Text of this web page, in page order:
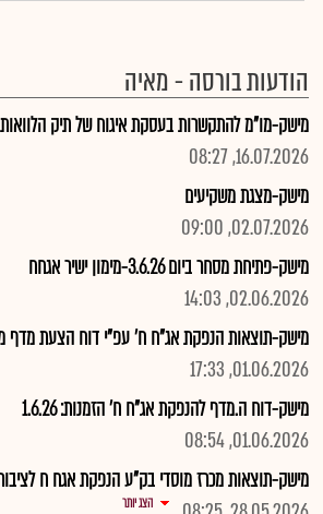
הודעות בורסה - מאיה
מישק-מו"מ להתקשרות בעסקת איגוח של תיק
16.07.2026, 08:27
מישק-מצגת משקיעים
02.07.2026, 09:00
מישק-פתיחת מסחר ביום 3.6.26-מימון ישיר אגחח
02.06.2026, 14:03
מישק-תוצאות הנפקת אג"ח ח' עפ"י דוח הצעת מדף מיום
01.06.2026, 17:33
מישק-דוח ה.מדף להנפקת אג"ח ח' הזמנות: 1.6.26
01.06.2026, 08:54
מישק-תוצאות מכרז מוסדי בק"ע הנפקת אגח ח
הצג יותר